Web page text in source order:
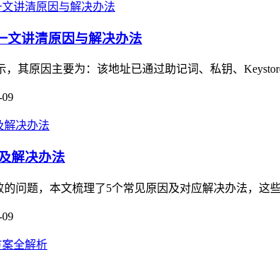
文讲清原因与解决办法
，其原因主要为：该地址已通过助记词、私钥、
09
解决办法
问题，本文梳理了5个常见原因及对应解决办法，
09